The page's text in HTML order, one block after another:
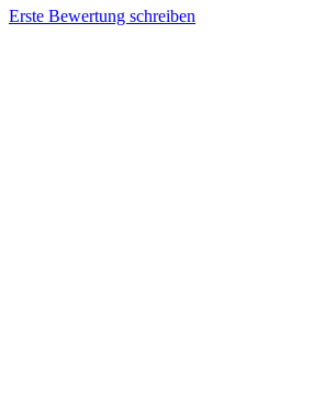
Erste Bewertung schreiben